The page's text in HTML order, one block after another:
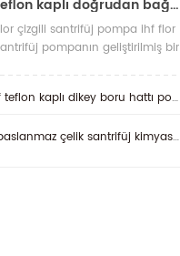
ihf-d teflon kaplı doğrudan bağlantılı santrifüj pompa
çizgili santrifüj pompa ihf flor
pompanın geliştirilmiş bir
kaplı dikey boru hattı pompası
çelik santrifüj kimyasal pompa